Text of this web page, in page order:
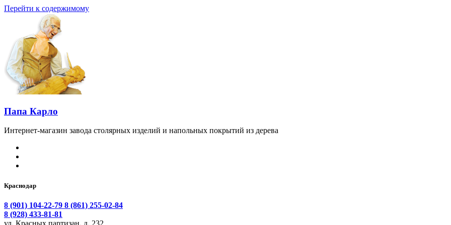
Перейти к содержимому
Папа Карло
Интернет-магазин завода столярных изделий и напольных покрытий из дерева
Краснодар
8 (901) 104-22-79 8 (861) 255-02-84
8 (928) 433-81-81
ул. Красных партизан, д. 232